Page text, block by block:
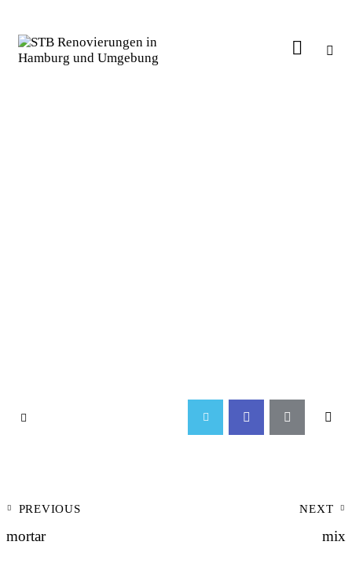
PREVIOUS
mortar
NEXT
mix